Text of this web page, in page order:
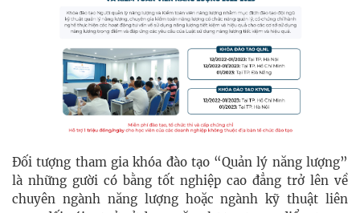
Đối tượng tham gia khóa đào tạo “Quản lý năng lượng”
là những gười có bằng tốt nghiệp cao đẳng trở lên về
chuyên ngành năng lượng hoặc ngành kỹ thuật liên